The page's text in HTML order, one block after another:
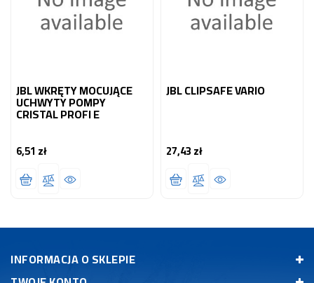
JBL WKRĘTY MOCUJĄCE
UCHWYTY POMPY
CRISTAL PROFI E
6,51 złCena
JBL CLIPSAFE VARIO
27,43 złCena
INFORMACJA O SKLEPIE